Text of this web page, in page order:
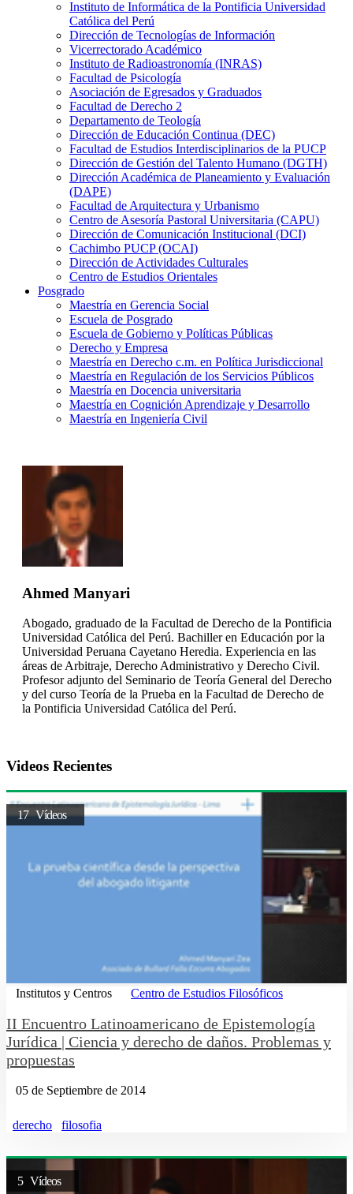
Instituto de Informática de la Pontificia Universidad
Católica del Perú
Dirección de Tecnologías de Información
Vicerrectorado Académico
Instituto de Radioastronomía (INRAS)
Facultad de Psicología
Asociación de Egresados y Graduados
Facultad de Derecho 2
Departamento de Teología
Dirección de Educación Continua (DEC)
Facultad de Estudios Interdisciplinarios de la PUCP
Dirección de Gestión del Talento Humano (DGTH)
Dirección Académica de Planeamiento y Evaluación
(DAPE)
Facultad de Arquitectura y Urbanismo
Centro de Asesoría Pastoral Universitaria (CAPU)
Dirección de Comunicación Institucional (DCI)
Cachimbo PUCP (OCAI)
Dirección de Actividades Culturales
Centro de Estudios Orientales
Posgrado
Maestría en Gerencia Social
Escuela de Posgrado
Escuela de Gobierno y Políticas Públicas
Derecho y Empresa
Maestría en Derecho c.m. en Política Jurisdiccional
Maestría en Regulación de los Servicios Públicos
Maestría en Docencia universitaria
Maestría en Cognición Aprendizaje y Desarrollo
Maestría en Ingeniería Civil
Ahmed Manyari
Abogado, graduado de la Facultad de Derecho de la Pontificia
Universidad Católica del Perú. Bachiller en Educación por la
Universidad Peruana Cayetano Heredia. Experiencia en las
áreas de Arbitraje, Derecho Administrativo y Derecho Civil.
Profesor adjunto del Seminario de Teoría General del Derecho
y del curso Teoría de la Prueba en la Facultad de Derecho de
la Pontificia Universidad Católica del Perú.
Videos Recientes
17 Vídeos
Institutos y Centros Centro de Estudios Filosóficos
II Encuentro Latinoamericano de Epistemología
Jurídica | Ciencia y derecho de daños. Problemas y
propuestas
05 de Septiembre de 2014
derecho filosofia
5 Vídeos